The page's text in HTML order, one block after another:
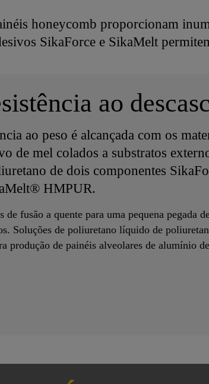
honeycomb proporcionam
SikaForce e SikaMelt
ao
ao peso é alcançada com os
de mel colados a substratos
de dois componentes
HMPUR.
de fusão a quente para uma pequena pegada
Soluções de poliuretano líquido de
produção de painéis alveolares de alumínio